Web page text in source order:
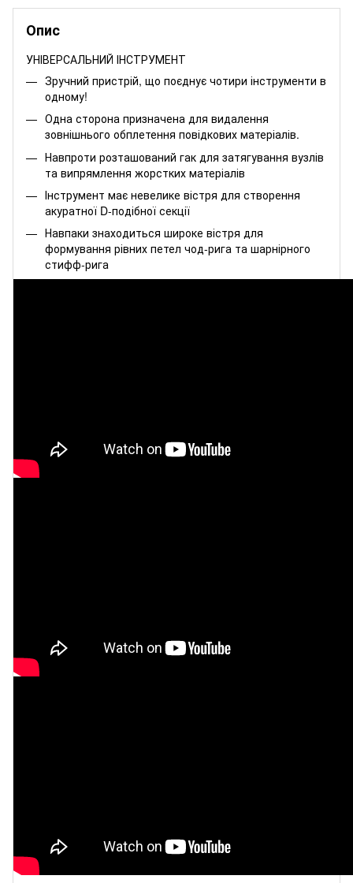
Опис
УНІВЕРСАЛЬНИЙ ІНСТРУМЕНТ
Зручний пристрій, що поєднує чотири інструменти в
одному!
Одна сторона призначена для видалення
зовнішнього обплетення повідкових матеріалів.
Навпроти розташований гак для затягування вузлів
та випрямлення жорстких матеріалів
Інструмент має невелике вістря для створення
акуратної D-подібної секції
Навпаки знаходиться широке вістря для
формування рівних петел чод-рига та шарнірного
стифф-рига